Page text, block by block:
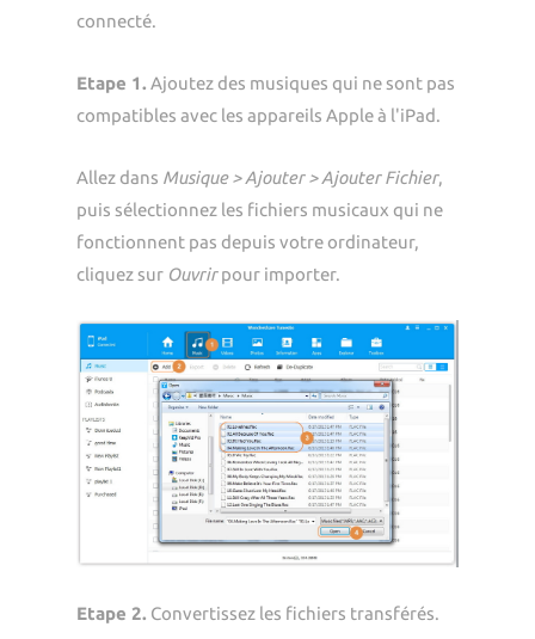
connecté.
Etape 1. Ajoutez des musiques qui ne sont pas
compatibles avec les appareils Apple à l'iPad.
Allez dans Musique > Ajouter > Ajouter Fichier,
puis sélectionnez les fichiers musicaux qui ne
fonctionnent pas depuis votre ordinateur,
cliquez sur Ouvrirpour importer.
Etape 2. Convertissez les fichiers transférés.